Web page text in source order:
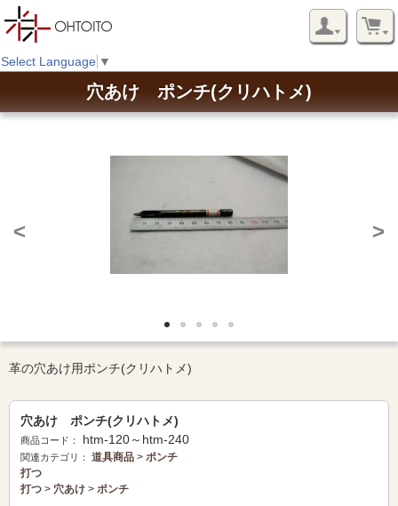
Select Language ▼
穴あけ ポンチ(クリハトメ)
< >
革の穴あけ用ポンチ(クリハトメ)
穴あけ ポンチ(クリハトメ)
商品コード： htm-120～htm-240
関連カテゴリ： 道具商品 > ポンチ
打つ
打つ > 穴あけ > ポンチ